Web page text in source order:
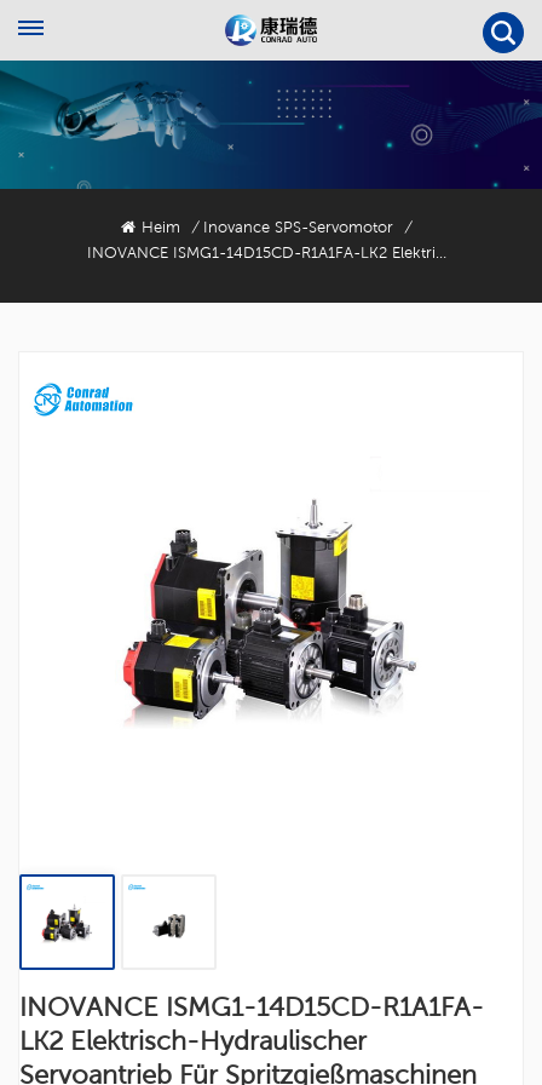
Heim / Inovance SPS-Servomotor
/
INOVANCE ISMG1-14D15CD-R1A1FA-
LK2 Elektrisch-Hydraulischer
Servoantrieb Für Spritzgießmaschinen